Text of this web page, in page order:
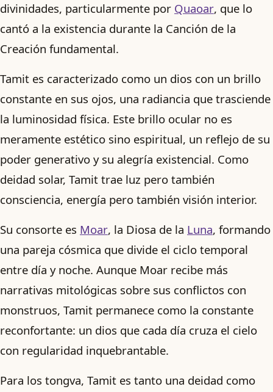
divinidades, particularmente por Quaoar, que lo
cantó a la existencia durante la Canción de la
Creación fundamental.
Tamit es caracterizado como un dios con un brillo
constante en sus ojos, una radiancia que trasciende
la luminosidad física. Este brillo ocular no es
meramente estético sino espiritual, un reflejo de su
poder generativo y su alegría existencial. Como
deidad solar, Tamit trae luz pero también
consciencia, energía pero también visión interior.
Su consorte es Moar, la Diosa de la Luna, formando
una pareja cósmica que divide el ciclo temporal
entre día y noche. Aunque Moar recibe más
narrativas mitológicas sobre sus conflictos con
monstruos, Tamit permanece como la constante
reconfortante: un dios que cada día cruza el cielo
con regularidad inquebrantable.
Para los tongva, Tamit es tanto una deidad como